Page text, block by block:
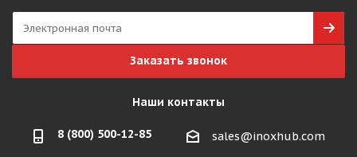
Заказать звонок
Наши контакты
8 (800) 500-12-85 sales@inoxhub.com